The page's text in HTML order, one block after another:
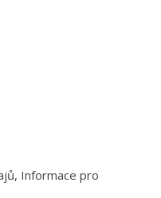
Informace pro